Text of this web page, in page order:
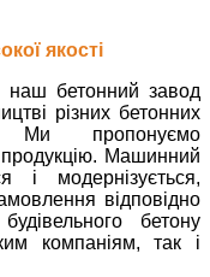
якості
наш бетонний завод
різних бетонних
Ми пропонуємо
Машинний
і модернізується,
відповідно
бетону
компаніям, так і